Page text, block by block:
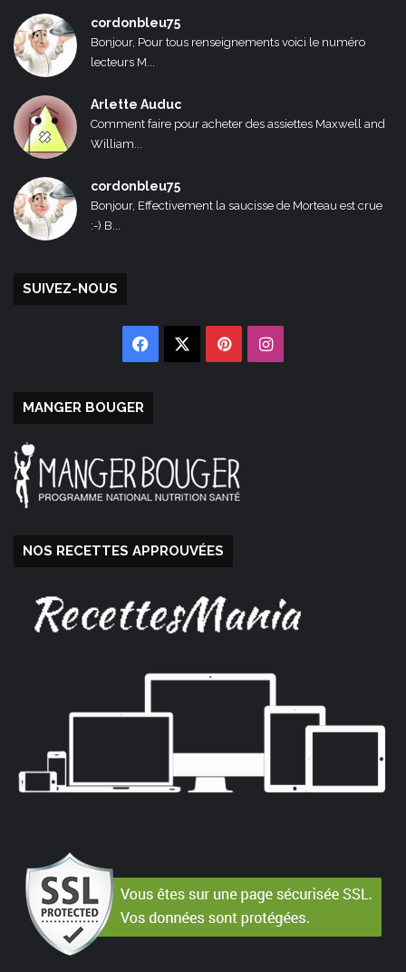
cordonbleu75
Bonjour, Pour tous renseignements voici le numéro
lecteurs M...
Arlette Auduc
Comment faire pour acheter des assiettes Maxwell and
William...
cordonbleu75
Bonjour, Effectivement la saucisse de Morteau est crue
:-) B...
SUIVEZ-NOUS
Facebook PinterestInstagram
MANGER BOUGER
NOS RECETTES APPROUVÉES